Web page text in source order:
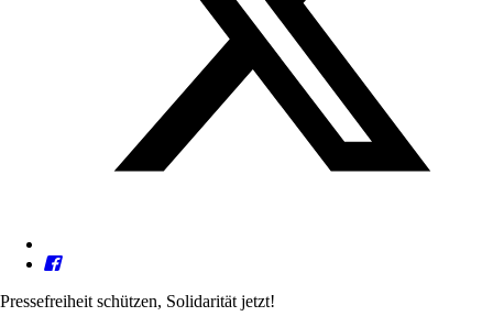
Pressefreiheit schützen, Solidarität jetzt!